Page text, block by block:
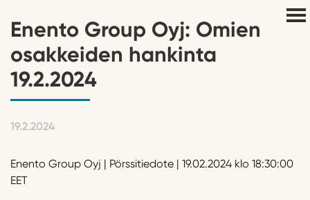
Enento Group Oyj: Omien
osakkeiden hankinta
19.2.2024
19.2.2024
Enento Group Oyj | Pörssitiedote | 19.02.2024 klo 18:30:00
EET